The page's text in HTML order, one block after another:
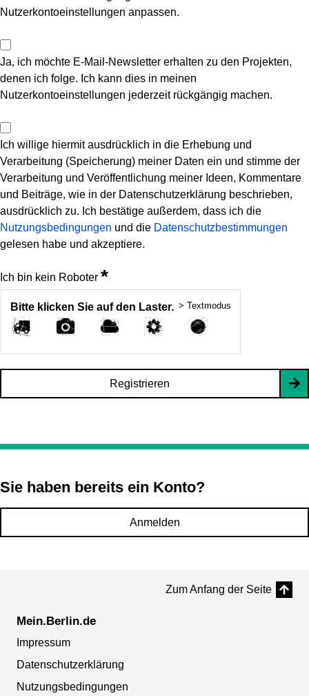
Nutzerkontoeinstellungen anpassen.
Ja, ich möchte E-Mail-Newsletter erhalten zu den Projekten,
denen ich folge. Ich kann dies in meinen
Nutzerkontoeinstellungen jederzeit rückgängig machen.
Ich willige hiermit ausdrücklich in die Erhebung und
Verarbeitung (Speicherung) meiner Daten ein und stimme der
Verarbeitung und Veröffentlichung meiner Ideen, Kommentare
und Beiträge, wie in der Datenschutzerklärung beschrieben,
ausdrücklich zu. Ich bestätige außerdem, dass ich die
Nutzungsbedingungen und die Datenschutzbestimmungen
gelesen habe und akzeptiere.
Ich bin kein Roboter *
Bitte klicken Sie auf den Laster. > Textmodus
Registrieren
Sie haben bereits ein Konto?
Anmelden
Zum Anfang der Seite
Mein.Berlin.de
Impressum
Datenschutzerklärung
Nutzungsbedingungen